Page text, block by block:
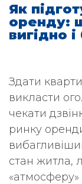
Як
оренду:
вигідно
Здати
викласти
чекати
ринку
стан житла,